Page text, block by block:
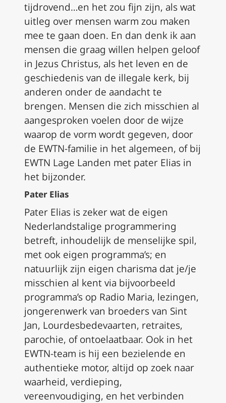
tijdrovend…en het zou fijn zijn, als wat
uitleg over mensen warm zou maken
mee te gaan doen. En dan denk ik aan
mensen die graag willen helpen geloof
in Jezus Christus, als het leven en de
geschiedenis van de illegale kerk, bij
anderen onder de aandacht te
brengen. Mensen die zich misschien al
aangesproken voelen door de wijze
waarop de vorm wordt gegeven, door
de EWTN-familie in het algemeen, of bij
EWTN Lage Landen met pater Elias in
het bijzonder.
Pater Elias
Pater Elias is zeker wat de eigen
Nederlandstalige programmering
betreft, inhoudelijk de menselijke spil,
met ook eigen programma’s; en
natuurlijk zijn eigen charisma dat je/je
misschien al kent via bijvoorbeeld
programma’s op Radio Maria, lezingen,
jongerenwerk van broeders van Sint
Jan, Lourdesbedevaarten, retraites,
parochie, of ontoelaatbaar. Ook in het
EWTN-team is hij een bezielende en
authentieke motor, altijd op zoek naar
waarheid, verdieping,
vereenvoudiging, en het verbinden